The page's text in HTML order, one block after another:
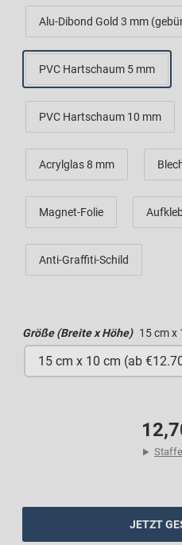
Alu-Dibond Gold 3 mm
PVC Hartschaum 5 mm
PVC Hartschaum 10 mm
Acrylglas 8 mm
Magnet-Folie
Anti-Graffiti-Schild
Größe (Breite x Höhe) 15 cm x
JETZT